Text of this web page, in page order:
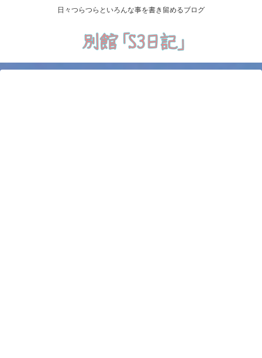
日々つらつらといろんな事を書き留めるブログ